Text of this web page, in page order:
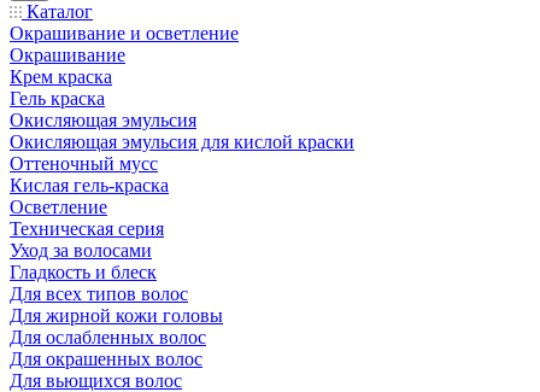
Каталог
Окрашивание и осветление
Окрашивание
Крем краска
Гель краска
Окисляющая эмульсия
Окисляющая эмульсия для кислой краски
Оттеночный мусс
Кислая гель-краска
Осветление
Техническая серия
Уход за волосами
Гладкость и блеск
Для всех типов волос
Для жирной кожи головы
Для ослабленных волос
Для окрашенных волос
Для вьющихся волос